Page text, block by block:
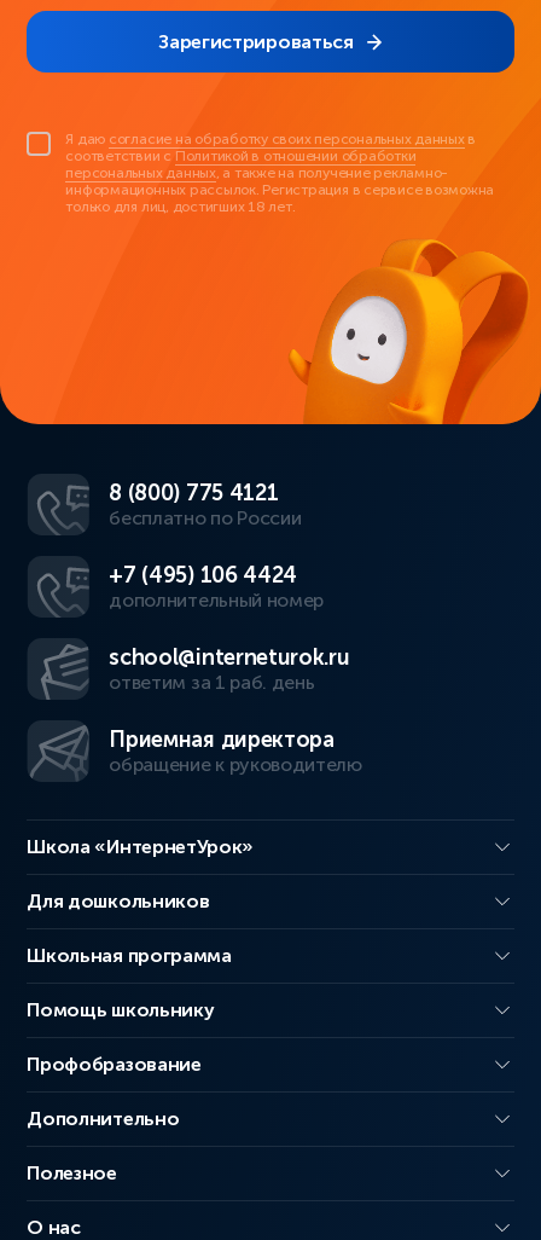
Зарегистрироваться
Я даю согласие на обработку своих персональных данныхв
соответствии с Политикой в отношении обработки
персональных данных, а также на получение рекламно-
информационных рассылок. Регистрация в сервисе возможна
только для лиц, достигших 18 лет.
8 (800) 775 4121
бесплатно по России
+7 (495) 106 4424
дополнительный номер
school@interneturok.ru
ответим за 1 раб. день
Приемная директора
обращение к руководителю
Школа «ИнтернетУрок»
Для дошкольников
Школьная программа
Помощь школьнику
Профобразование
Дополнительно
Полезное
О нас